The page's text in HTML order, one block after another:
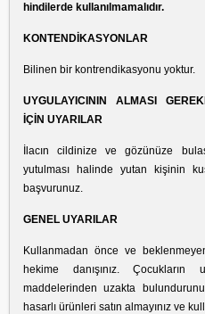
hindilerde kullanılmamalıdır.
KONTENDİKASYONLAR
Bilinen bir kontrendikasyonu yoktur.
UYGULAYICININ ALMASI
İÇİN UYARILAR
İlacın cildinize ve gözünüze
yutulması halinde yutan kişinin
başvurunuz.
GENEL UYARILAR
Kullanmadan önce ve
hekime danışınız.
maddelerinden uzakta
hasarlı ürünleri satın almayınız ve